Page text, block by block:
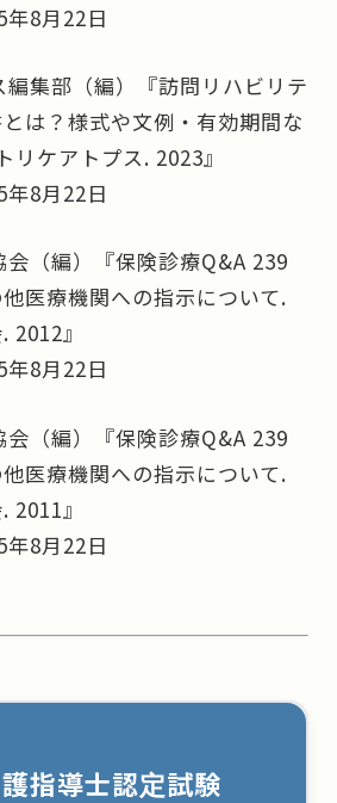
8月22日
集部（編）
『訪問リハビリテ
は？様式や文例・有効期間な
リケアトプス. 2023』
8月22日
（編）
『保険診療Q&A 239
医療機関への指示について.
』
8月22日
（編）
『保険診療Q&A 239
医療機関への指示について.
』
8月22日
指導士認定試験